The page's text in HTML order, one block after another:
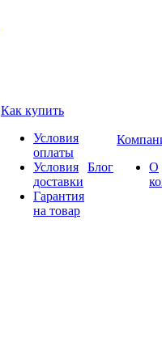
Как купить
Условия
оплаты
Условия
доставки
Гарантия
на товар
Блог
О